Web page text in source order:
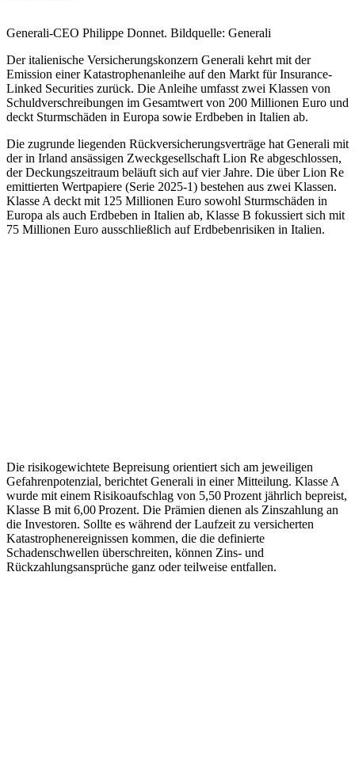
Generali-CEO Philippe Donnet. Bildquelle: Generali
Der italienische Versicherungskonzern Generali kehrt mit der
Emission einer Katastrophenanleihe auf den Markt für Insurance-
Linked Securities zurück. Die Anleihe umfasst zwei Klassen von
Schuldverschreibungen im Gesamtwert von 200 Millionen Euro und
deckt Sturmschäden in Europa sowie Erdbeben in Italien ab.
Die zugrunde liegenden Rückversicherungsverträge hat Generali mit
der in Irland ansässigen Zweckgesellschaft Lion Re abgeschlossen,
der Deckungszeitraum beläuft sich auf vier Jahre. Die über Lion Re
emittierten Wertpapiere (Serie 2025-1) bestehen aus zwei Klassen.
Klasse A deckt mit 125 Millionen Euro sowohl Sturmschäden in
Europa als auch Erdbeben in Italien ab, Klasse B fokussiert sich mit
75 Millionen Euro ausschließlich auf Erdbebenrisiken in Italien.
Die risikogewichtete Bepreisung orientiert sich am jeweiligen
Gefahrenpotenzial, berichtet Generali in einer Mitteilung. Klasse A
wurde mit einem Risikoaufschlag von 5,50 Prozent jährlich bepreist,
Klasse B mit 6,00 Prozent. Die Prämien dienen als Zinszahlung an
die Investoren. Sollte es während der Laufzeit zu versicherten
Katastrophenereignissen kommen, die die definierte
Schadenschwellen überschreiten, können Zins- und
Rückzahlungsansprüche ganz oder teilweise entfallen.